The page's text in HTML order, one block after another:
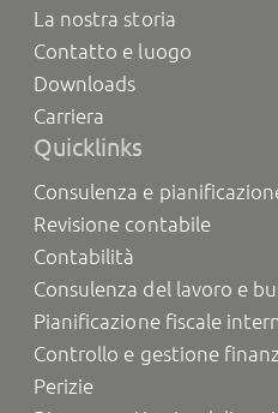
La nostra storia
Contatto e luogo
Downloads
Carriera
Quicklinks
Consulenza e
Revisione contabile
Contabilità
Consulenza del lavoro e
Pianificazione fiscale
Controllo e gestione
Perizie